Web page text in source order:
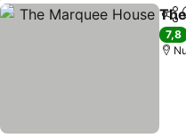
7,8